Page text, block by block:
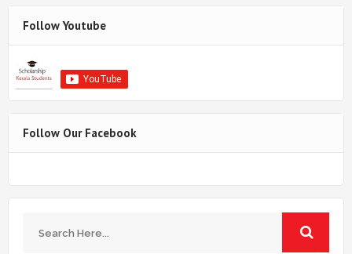
Follow Youtube
Follow Our Facebook